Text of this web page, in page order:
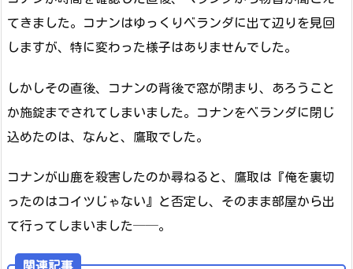
てきました。コナンはゆっくりベランダに出て辺りを見回
しますが、特に変わった様子はありませんでした。
しかしその直後、コナンの背後で窓が閉まり、あろうこと
か施錠までされてしまいました。コナンをベランダに閉じ
込めたのは、なんと、鷹取でした。
コナンが山鹿を殺害したのか尋ねると、鷹取は『俺を裏切
ったのはコイツじゃない』と否定し、そのまま部屋から出
て行ってしまいました──。